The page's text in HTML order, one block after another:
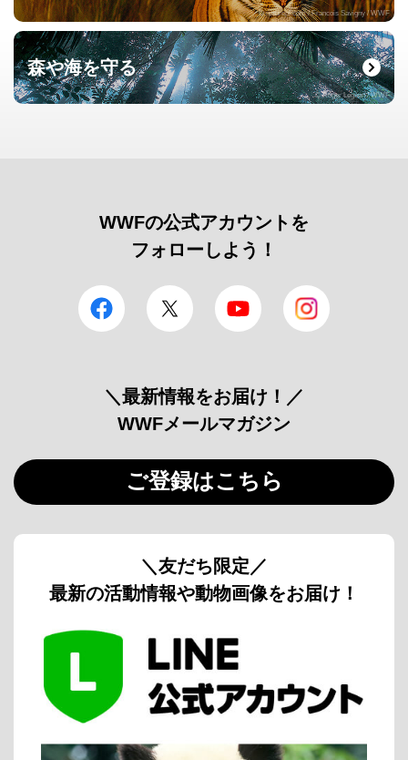
© naturepl.com / Francois Savigny / WWF
森や海を守る
© Roger Leguen / WWF
WWFの公式アカウントを
フォローしよう！
facebook Twitter YouTube
＼最新情報をお届け！／
WWFメールマガジン
ご登録はこちら
＼友だち限定／
最新の活動情報や動物画像をお届け！